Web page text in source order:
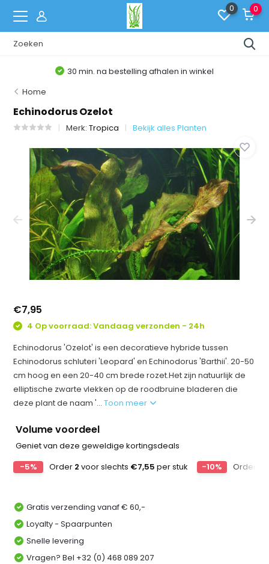
0 0
30 min. na bestelling afhalen in winkel
Home
Echinodorus Ozelot
Merk:Tropica Bekijk alles Planten
€7,95
4 Op voorraad: Vandaag verzonden - 24h
Echinodorus 'Ozelot' is een decoratieve hybride tussen
Echinodorus schluteri 'Leopard' en Echinodorus 'Barthii'. 20-50
cm hoog en een 20-40 cm brede rozet.Het zijn natuurlijk de
elliptische zwarte vlekken op de roodbruine bladeren die
deze plant de naam '...Toon meer
Volume voordeel
Geniet van deze geweldige kortingsdeals
-5%
Order 2 voor slechts €7,55 per stuk -10% Order
Gratis verzending vanaf € 60,-
Loyalty - Spaarpunten
Snelle levering
Vragen? Bel +32 (0) 468 089 207